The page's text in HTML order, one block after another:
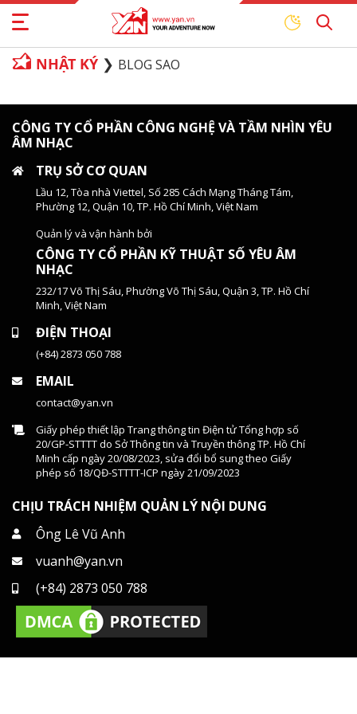
NHẬT KÝ BLOG SAO
CÔNG TY CỔ PHẦN CÔNG NGHỆ VÀ TẦM NHÌN YÊU
ÂM NHẠC
TRỤ SỞ CƠ QUAN
Lầu 12, Tòa nhà Viettel, Số 285 Cách Mạng Tháng Tám,
Phường 12, Quận 10, TP. Hồ Chí Minh, Việt Nam
Quản lý và vận hành bởi
CÔNG TY CỔ PHẦN KỸ THUẬT SỐ YÊU ÂM
NHẠC
232/17 Võ Thị Sáu, Phường Võ Thị Sáu, Quận 3, TP. Hồ Chí
Minh, Việt Nam
ĐIỆN THOẠI
(+84) 2873 050 788
EMAIL
contact@yan.vn
Giấy phép thiết lập Trang thông tin Điện tử Tổng hợp số
20/GP-STTTT do Sở Thông tin và Truyền thông TP. Hồ Chí
Minh cấp ngày 20/08/2023, sửa đổi bổ sung theo Giấy
phép số 18/QĐ-STTTT-ICP ngày 21/09/2023
CHỊU TRÁCH NHIỆM QUẢN LÝ NỘI DUNG
Ông Lê Vũ Anh
vuanh@yan.vn
(+84) 2873 050 788